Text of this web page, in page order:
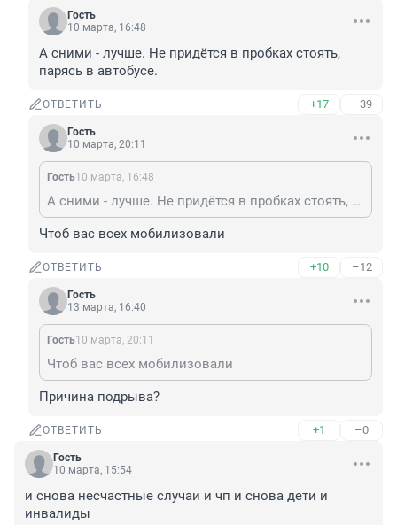
Гость
10 марта, 16:48
А сними - лучше. Не придётся в пробках стоять,
парясь в автобусе.
ОТВЕТИТЬ +17 –39
Гость
10 марта, 20:11
Гость10 марта, 16:48
А сними - лучше. Не придётся в пробках стоять, парясь в автобусе.
Чтоб вас всех мобилизовали
ОТВЕТИТЬ +10 –12
Гость
13 марта, 16:40
Гость10 марта, 20:11
Чтоб вас всех мобилизовали
Причина подрыва?
ОТВЕТИТЬ +1 –0
Гость
10 марта, 15:54
и снова несчастные случаи и чп и снова дети и
инвалиды